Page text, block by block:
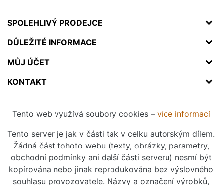
SPOLEHLIVÝ PRODEJCE
DŮLEŽITÉ INFORMACE
MŮJ ÚČET
KONTAKT
Tento web využívá soubory cookies – více informací
Tento server je jak v části tak v celku autorským dílem.
Žádná část tohoto webu (texty, obrázky, parametry,
obchodní podmínky ani další části serveru) nesmí být
kopírována nebo jinak reprodukována bez výslovného
souhlasu provozovatele. Názvy a označení výrobků,